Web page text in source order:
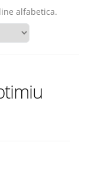
alfabetica.